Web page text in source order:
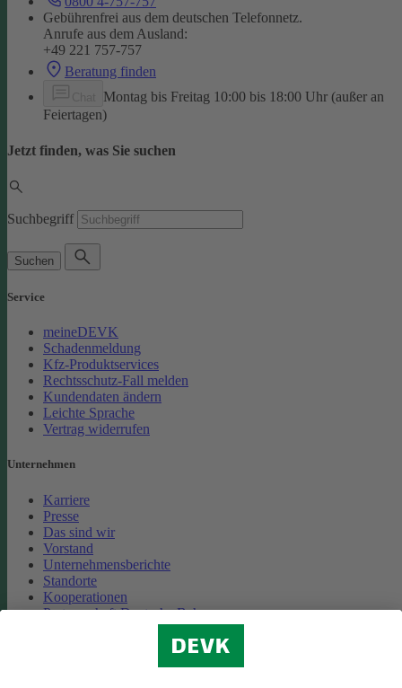
Gebührenfrei aus dem deutschen Telefonnetz.
Anrufe aus dem Ausland:
+49 221 757-757
Beratung finden
Montag bis Freitag 10:00 bis 18:00 Uhr (außer an
Feiertagen)
Jetzt finden, was Sie suchen
Suchbegriff
Suchen
Service
meineDEVK
Schadenmeldung
Kfz-Produktservices
Rechtsschutz-Fall melden
Kundendaten ändern
Leichte Sprache
Vertrag widerrufen
Unternehmen
Karriere
Presse
Das sind wir
Vorstand
Unternehmensberichte
Standorte
Kooperationen
Partnerschaft Deutsche Bahn